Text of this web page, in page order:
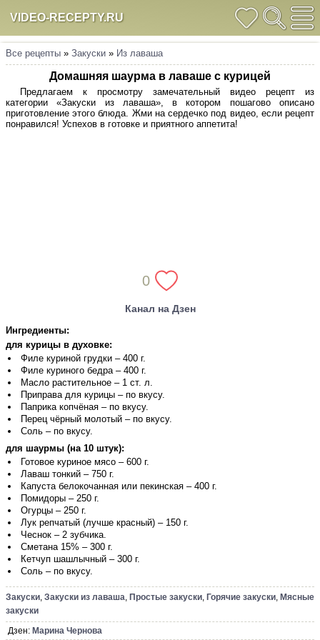
VIDEO-RECEPTY.RU
Все рецепты » Закуски » Из лаваша
Домашняя шаурма в лаваше с курицей
Предлагаем к просмотру замечательный видео рецепт из
категории «Закуски из лаваша», в котором пошагово описано
приготовление этого блюда. Жми на сердечко под видео, если рецепт
понравился! Успехов в готовке и приятного аппетита!
0
Канал на Дзен
Ингредиенты:
для курицы в духовке:
Филе куриной грудки – 400 г.
Филе куриного бедра – 400 г.
Масло растительное – 1 ст. л.
Приправа для курицы – по вкусу.
Паприка копчёная – по вкусу.
Перец чёрный молотый – по вкусу.
Соль – по вкусу.
для шаурмы (на 10 штук):
Готовое куриное мясо – 600 г.
Лаваш тонкий – 750 г.
Капуста белокочанная или пекинская – 400 г.
Помидоры – 250 г.
Огурцы – 250 г.
Лук репчатый (лучше красный) – 150 г.
Чеснок – 2 зубчика.
Сметана 15% – 300 г.
Кетчуп шашлычный – 300 г.
Соль – по вкусу.
Закуски, Закуски из лаваша, Простые закуски, Горячие закуски, Мясные
закуски
Дзен: Марина Чернова